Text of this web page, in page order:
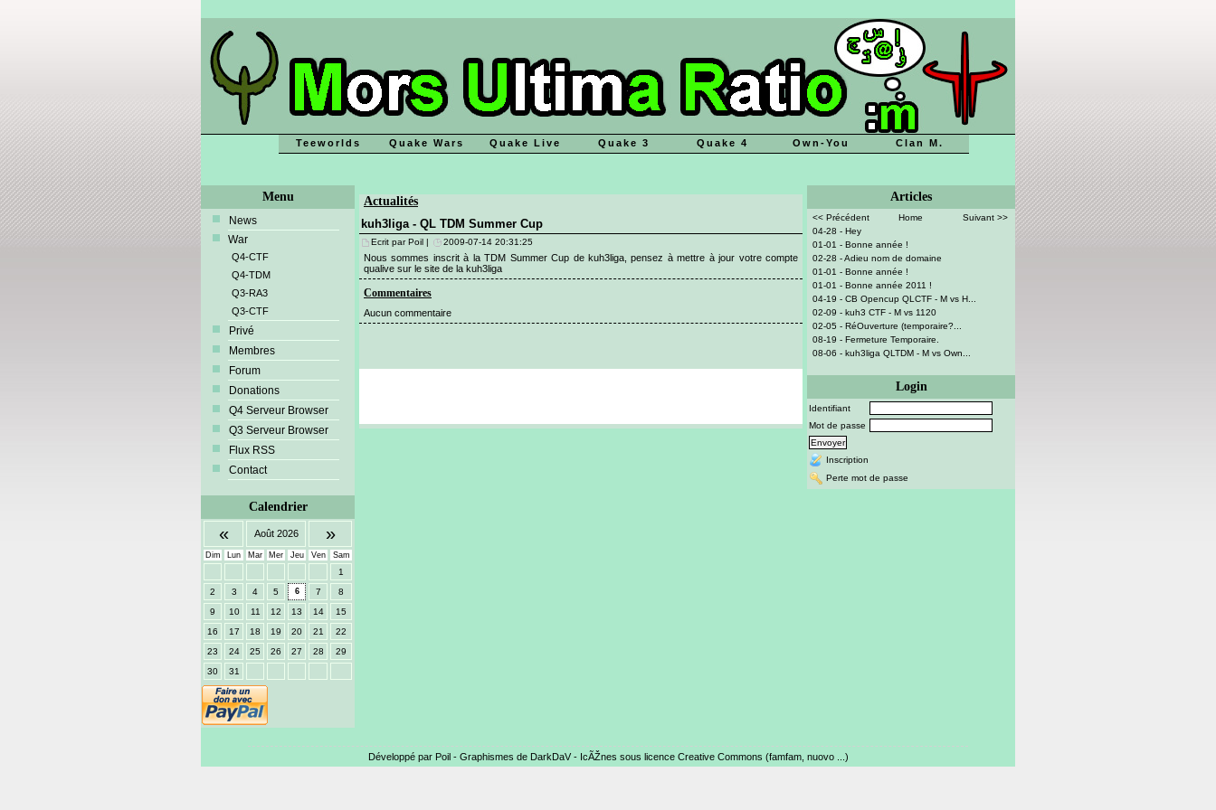
Clan M.
Own-You
Quake 4
Quake 3
Quake Live
Quake Wars
Teeworlds
Menu
News
War
Q4-CTF
Q4-TDM
Q3-RA3
Q3-CTF
Privé
Membres
Forum
Donations
Q4 Serveur Browser
Q3 Serveur Browser
Flux RSS
Contact
Calendrier
« Août 2026 »
Dim Lun Mar Mer Jeu Ven Sam
1
2
3 4 5 6 7
8
9
10 11 12 13 14
15
16
17 18 19 20 21
22
23
24 25 26 27 28
29
30
31
Articles
<< Précédent Home
Suivant >>
04-28 - Hey
01-01 - Bonne année !
02-28 - Adieu nom de domaine
01-01 - Bonne année !
01-01 - Bonne année 2011 !
04-19 - CB Opencup QLCTF - M vs H...
02-09 - kuh3 CTF - M vs 1120
02-05 - RéOuverture (temporaire?...
08-19 - Fermeture Temporaire.
08-06 - kuh3liga QLTDM - M vs Own...
Login
Identifiant
Mot de passe
Inscription
Perte mot de passe
Actualités
kuh3liga - QL TDM Summer Cup
Ecrit par Poil | 2009-07-14 20:31:25
Nous sommes inscrit à la TDM Summer Cup de kuh3liga, pensez àmettre à jour votre compte
qualive sur le site de la kuh3liga
Commentaires
Aucun commentaire
Développé par Poil - Graphismes de DarkDaV - IcÃŽnes sous licence Creative Commons (famfam, nuovo ...)